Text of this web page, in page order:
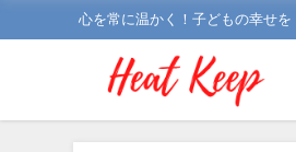
心を常に温かく！子どもの幸せを